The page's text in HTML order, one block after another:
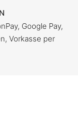
Google Pay,
Vorkasse per